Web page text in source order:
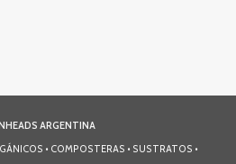
ARGENTINA
• COMPOSTERAS • SUSTRATOS •